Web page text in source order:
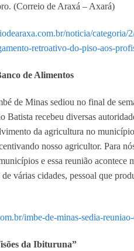
(Correio de Araxá – Axará)
noticia/
retroativo-do-piso-aos-
de Alimentos
de Minas sediou no final de
Batista recebeu diversas
da agricultura no
nosso agricultor. Para
e essa reunião acontece
de várias cidades, pessoal que
imbe-de-minas-sedia-
da Ibituruna”